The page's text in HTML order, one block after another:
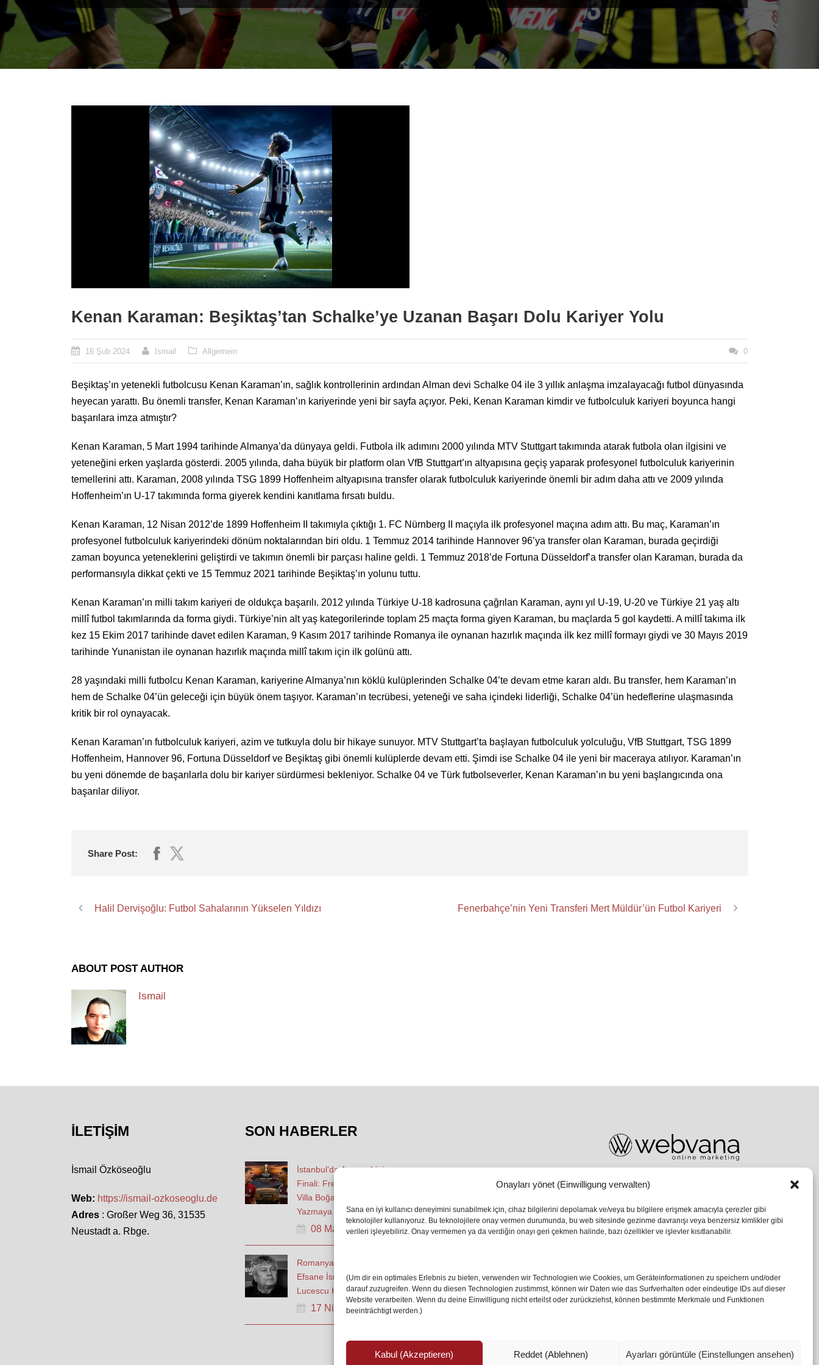
Onayları yönet (Einwilligung verwalten)
Sana en iyi kullanıcı deneyimini sunabilmek için, cihaz bilgilerini depolamak ve/veya bu bilgilere erişmek amacıyla çerezler gibi
teknolojiler kullanıyoruz. Bu teknolojilere onay vermen durumunda, bu web sitesinde gezinme davranışı veya benzersiz kimlikler gibi
verileri işleyebiliriz. Onay vermemen ya da verdiğin onayı geri çekmen halinde, bazı özellikler ve işlevler kısıtlanabilir.
(Um dir ein optimales Erlebnis zu bieten, verwenden wir Technologien wie Cookies, um Geräteinformationen zu speichern und/oder
darauf zuzugreifen. Wenn du diesen Technologien zustimmst, können wir Daten wie das Surfverhalten oder eindeutige IDs auf dieser
Website verarbeiten. Wenn du deine Einwilligung nicht erteilst oder zurückziehst, können bestimmte Merkmale und Funktionen
beeinträchtigt werden.)
Kabul (Akzeptieren) Reddet (Ablehnen) Ayarları görüntüle (Einstellungen ansehen)
Kenan Karaman: Beşiktaş’tan Schalke’ye Uzanan Başarı Dolu Kariyer Yolu
16 Şub 2024 Ismail Allgemein 0
Beşiktaş’ın yetenekli futbolcusu Kenan Karaman’ın, sağlık kontrollerinin ardından Alman devi Schalke 04 ile 3 yıllık anlaşma imzalayacağı futbol dünyasında
heyecan yarattı. Bu önemli transfer, Kenan Karaman’ın kariyerinde yeni bir sayfa açıyor. Peki, Kenan Karaman kimdir ve futbolculuk kariyeri boyunca hangi
başarılara imza atmıştır?
Kenan Karaman, 5 Mart 1994 tarihinde Almanya’da dünyaya geldi. Futbola ilk adımını 2000 yılında MTV Stuttgart takımında atarak futbola olan ilgisini ve
yeteneğini erken yaşlarda gösterdi. 2005 yılında, daha büyük bir platform olan VfB Stuttgart’ın altyapısına geçiş yaparak profesyonel futbolculuk kariyerinin
temellerini attı. Karaman, 2008 yılında TSG 1899 Hoffenheim altyapısına transfer olarak futbolculuk kariyerinde önemli bir adım daha attı ve 2009 yılında
Hoffenheim’ın U-17 takımında forma giyerek kendini kanıtlama fırsatı buldu.
Kenan Karaman, 12 Nisan 2012’de 1899 Hoffenheim II takımıyla çıktığı 1. FC Nürnberg II maçıyla ilk profesyonel maçına adım attı. Bu maç, Karaman’ın
profesyonel futbolculuk kariyerindeki dönüm noktalarından biri oldu. 1 Temmuz 2014 tarihinde Hannover 96’ya transfer olan Karaman, burada geçirdiği
zaman boyunca yeteneklerini geliştirdi ve takımın önemli bir parçası haline geldi. 1 Temmuz 2018’de Fortuna Düsseldorf’a transfer olan Karaman, burada da
performansıyla dikkat çekti ve 15 Temmuz 2021 tarihinde Beşiktaş’ın yolunu tuttu.
Kenan Karaman’ın milli takım kariyeri de oldukça başarılı. 2012 yılında Türkiye U-18 kadrosuna çağrılan Karaman, aynı yıl U-19, U-20 ve Türkiye 21 yaş altı
millî futbol takımlarında da forma giydi. Türkiye’nin alt yaş kategorilerinde toplam 25 maçta forma giyen Karaman, bu maçlarda 5 gol kaydetti. A millî takıma ilk
kez 15 Ekim 2017 tarihinde davet edilen Karaman, 9 Kasım 2017 tarihinde Romanya ile oynanan hazırlık maçında ilk kez millî formayı giydi ve 30 Mayıs 2019
tarihinde Yunanistan ile oynanan hazırlık maçında millî takım için ilk golünü attı.
28 yaşındaki milli futbolcu Kenan Karaman, kariyerine Almanya’nın köklü kulüplerinden Schalke 04’te devam etme kararı aldı. Bu transfer, hem Karaman’ın
hem de Schalke 04’ün geleceği için büyük önem taşıyor. Karaman’ın tecrübesi, yeteneği ve saha içindeki liderliği, Schalke 04’ün hedeflerine ulaşmasında
kritik bir rol oynayacak.
Kenan Karaman’ın futbolculuk kariyeri, azim ve tutkuyla dolu bir hikaye sunuyor. MTV Stuttgart’ta başlayan futbolculuk yolculuğu, VfB Stuttgart, TSG 1899
Hoffenheim, Hannover 96, Fortuna Düsseldorf ve Beşiktaş gibi önemli kulüplerde devam etti. Şimdi ise Schalke 04 ile yeni bir maceraya atılıyor. Karaman’ın
bu yeni dönemde de başarılarla dolu bir kariyer sürdürmesi bekleniyor. Schalke 04 ve Türk futbolseverler, Kenan Karaman’ın bu yeni başlangıcında ona
başarılar diliyor.
Share Post:
Halil Dervişoğlu: Futbol Sahalarının Yükselen Yıldızı Fenerbahçe’nin Yeni Transferi Mert Müldür’ün Futbol Kariyeri
ABOUT POST AUTHOR
Ismail
İLETIŞIM
İsmail Özköseoğlu
Web: https://ismail-ozkoseoglu.de
Adres : Großer Weg 36, 31535
Neustadt a. Rbge.
SON HABERLER
İstanbul’da Avrupa Ligi
Finali: Freiburg ve Aston
Villa Boğaz’da Tarih
Yazmaya Hazırlanıyor
08 May 2026
Romanya Futbolunun
Efsane İsmi Mircea
Lucescu Hayatını Kaybetti
17 Nis 2026